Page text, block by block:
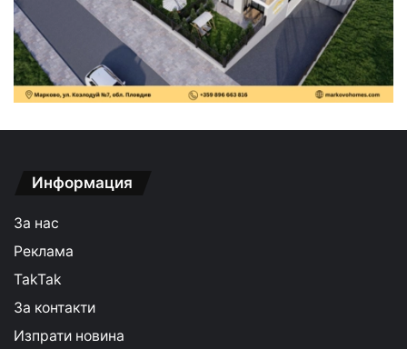
Информация
За нас
Реклама
TakTak
За контакти
Изпрати новина